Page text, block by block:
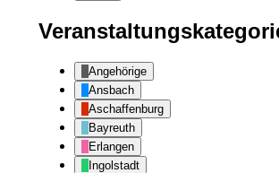
Angehörige
Ansbach
Aschaffenburg
Bayreuth
Erlangen
Ingolstadt